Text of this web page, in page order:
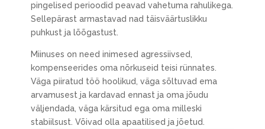
pingelised perioodid peavad vahetuma rahulikega.
Sellepärast armastavad nad täisväärtuslikku
puhkust ja lõõgastust.
Miinuses on need inimesed agressiivsed,
kompenseerides oma nõrkuseid teisi rünnates.
Väga piiratud töö hoolikud, väga sõltuvad ema
arvamusest ja kardavad ennast ja oma jõudu
väljendada, väga kärsitud ega oma milleski
stabiilsust. Võivad olla apaatilised ja jõetud.